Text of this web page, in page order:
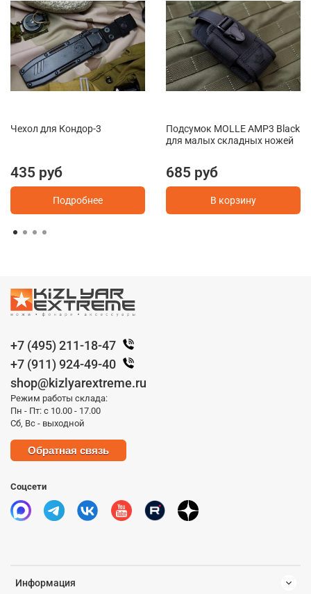
Чехол для Кондор-3
435 руб
Подробнее
Подсумок MOLLE AMP3 Black
для малых складных ножей
685 руб
В корзину
Информация
+7 (495) 211-18-47
+7 (911) 924-49-40
shop@kizlyarextreme.ru
Режим работы склада:
Пн - Пт: с 10.00 - 17.00
Сб, Вс - выходной
Обратная связь
Соцсети